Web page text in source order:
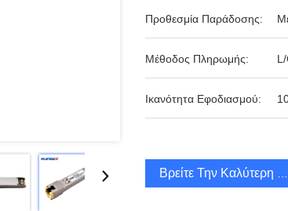
Προθεσμία Παράδοσης:
Μέθοδος Πληρωμής:
Ικανότητα Εφοδιασμού:
Βρείτε Την Καλύτερη